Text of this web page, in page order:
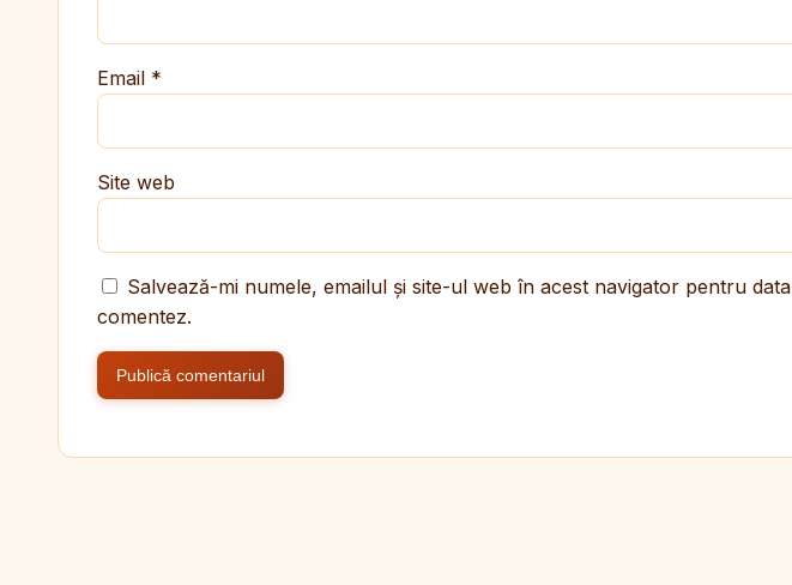
Email *
Site web
Salvează-mi numele, emailul și site-ul web în acest navigator pentru
comentez.